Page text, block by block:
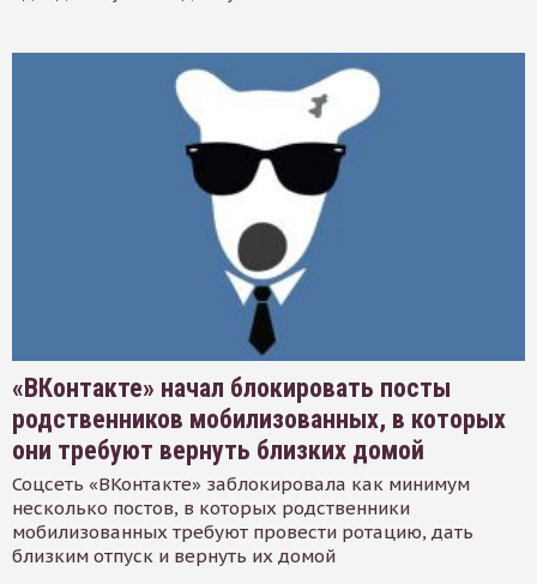
«ВКонтакте» начал блокировать посты
родственников мобилизованных, в которых
они требуют вернуть близких домой
Соцсеть «ВКонтакте» заблокировала как минимум
несколько постов, в которых родственники
мобилизованных требуют провести ротацию, дать
близким отпуск и вернуть их домой